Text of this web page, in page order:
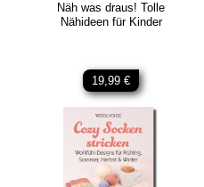
Näh was draus! Tolle
Nähideen für Kinder
19,99 €